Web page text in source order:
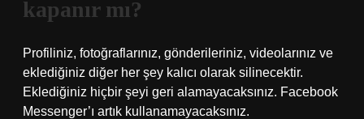
kapanır mı?
Profiliniz, fotoğraflarınız, gönderileriniz, videolarınız ve
eklediğiniz diğer her şey kalıcı olarak silinecektir.
Eklediğiniz hiçbir şeyi geri alamayacaksınız. Facebook
Messenger’ı artık kullanamayacaksınız.